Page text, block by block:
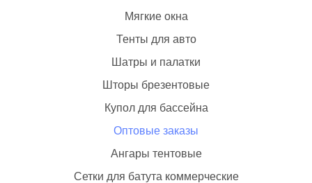
Мягкие окна
Тенты для авто
Шатры и палатки
Шторы брезентовые
Купол для бассейна
Оптовые заказы
Ангары тентовые
Сетки для батута коммерческие